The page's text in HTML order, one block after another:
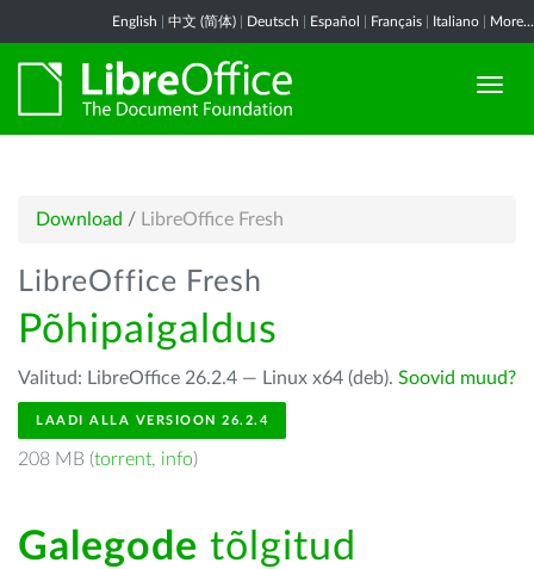
English 中文 (简体) Deutsch Español Français Italiano More...
Download / LibreOffice Fresh
LibreOffice Fresh
Põhipaigaldus
Valitud: LibreOffice 26.2.4 — Linux x64 (deb). Soovid muud?
LAADI ALLA VERSIOON 26.2.4
208 MB (torrent, info)
Galegode tõlgitud